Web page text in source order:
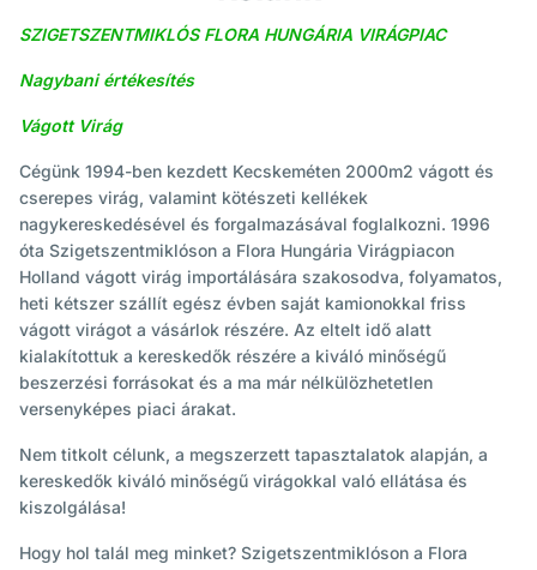
SZIGETSZENTMIKLÓS FLORA HUNGÁRIA VIRÁGPIAC
Nagybani értékesítés
Vágott Virág
Cégünk 1994-ben kezdett Kecskeméten 2000m2 vágott és
cserepes virág, valamint kötészeti kellékek
nagykereskedésével és forgalmazásával foglalkozni. 1996
óta Szigetszentmiklóson a Flora Hungária Virágpiacon
Holland vágott virág importálására szakosodva, folyamatos,
heti kétszer szállít egész évben saját kamionokkal friss
vágott virágot a vásárlok részére. Az eltelt idő alatt
kialakítottuk a kereskedők részére a kiváló minőségű
beszerzési forrásokat és a ma már nélkülözhetetlen
versenyképes piaci árakat.
Nem titkolt célunk, a megszerzett tapasztalatok alapján, a
kereskedők kiváló minőségű virágokkal való ellátása és
kiszolgálása!
Hogy hol talál meg minket? Szigetszentmiklóson a Flora